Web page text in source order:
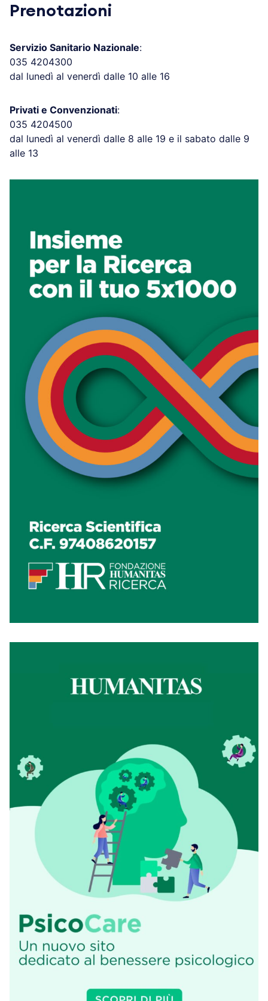
Prenotazioni
Servizio Sanitario Nazionale:
035 4204300
dal lunedì al venerdì dalle 10 alle 16
Privati e Convenzionati:
035 4204500
dal lunedì al venerdì dalle 8 alle 19 e il sabato dalle 9
alle 13